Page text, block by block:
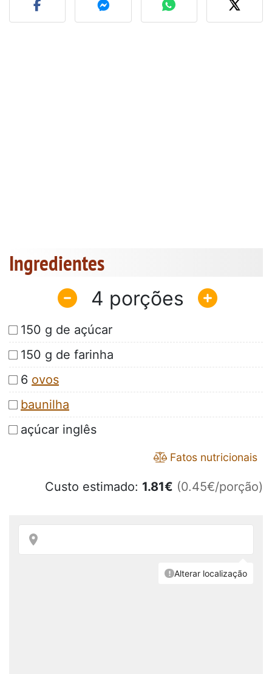
Ingredientes
4
150 g de açúcar
150 g de farinha
6 ovos
baunilha
açúcar inglês
Fatos nutricionais
Custo estimado: 1.81€ (0.45€/porção)